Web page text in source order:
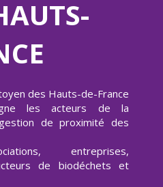
des Hauts-de-France
les acteurs de la
de proximité des
entreprises,
de biodéchets et